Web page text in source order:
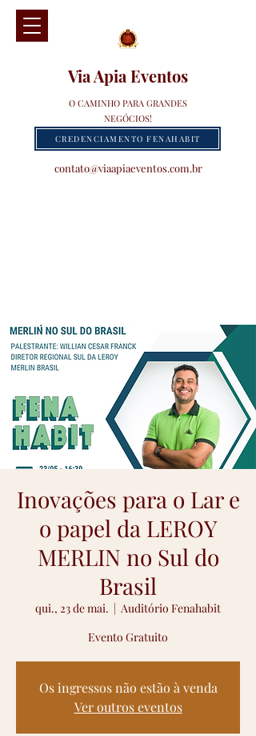
Via Apia Eventos
O CAMINHO PARA GRANDES
NEGÓCIOS!
contato@viaapiaeventos.com.br
CREDENCIAMENTO FENAHABIT
Inovações para o Lar e
o papel da LEROY
MERLIN no Sul do
Brasil
qui., 23 de mai.
  |
Auditório Fenahabit
Evento Gratuito
Os ingressos não estão à venda
Ver outros eventos